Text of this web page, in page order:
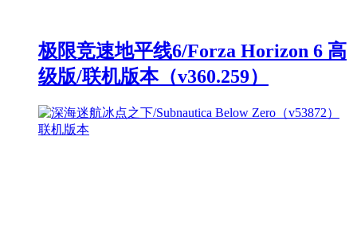
极限竞速地平线6/Forza Horizon 6 高
级版/联机版本（v360.259）